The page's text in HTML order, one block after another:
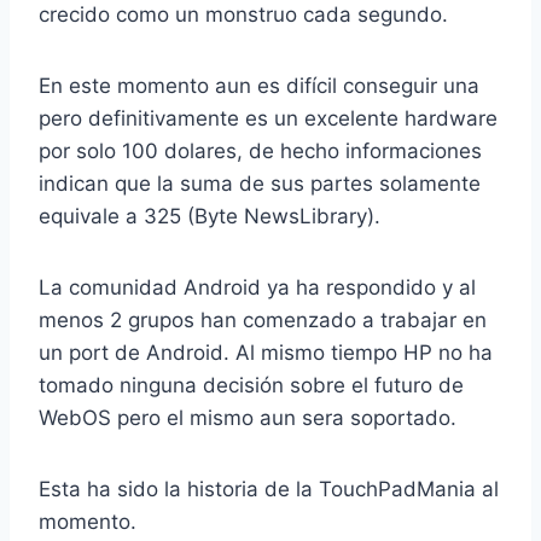
crecido como un monstruo cada segundo.
En este momento aun es difícil conseguir una
pero definitivamente es un excelente hardware
por solo 100 dolares, de hecho informaciones
indican que la suma de sus partes solamente
equivale a 325 (Byte NewsLibrary).
La comunidad Android ya ha respondido y al
menos 2 grupos han comenzado a trabajar en
un port de Android. Al mismo tiempo HP no ha
tomado ninguna decisión sobre el futuro de
WebOS pero el mismo aun sera soportado.
Esta ha sido la historia de la TouchPadMania al
momento.